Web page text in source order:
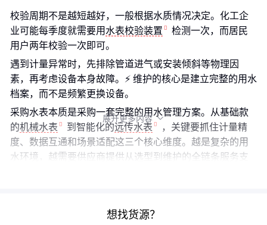
校验周期不是越短越好，一般根据水质情况决定。化工企
业可能每季度就需要用 水表校验装置
检测一次，而居民
用户两年校验一次即可。
遇到计量异常时，先排除管道进气或安装倾斜等物理因
素，再考虑设备本身故障。⚡ 维护的核心是建立完整的用水
档案，而不是频繁更换设备。
采购水表本质是采购一套完整的用水管理方案。从基础款
的机械水表 到智能化的远传水表
，关键要抓住计量精
度、数据互通和场景适配这三个核心维度。越是复杂的用
水环境，越需要供应商提供从选型到维护的全链条服务支
展开更多内容 
想找货源？